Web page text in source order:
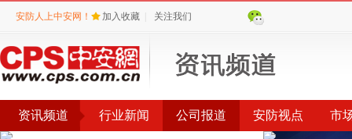
安防人上中安网！ 加入收藏 关注我们
资讯频道 行业新闻 公司报道 安防视点 市